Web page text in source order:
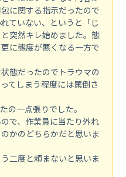
に関する指示だったので
ていない、というと「じ
突然キレ始めました。態
に態度が悪くなる一方で
態だったのでトラウマの
てしまう程度には罵倒さ
の一点張りでした。
で、作業員に当たり外れ
かのどちらかだと思いま
二度と頼まないと思いま